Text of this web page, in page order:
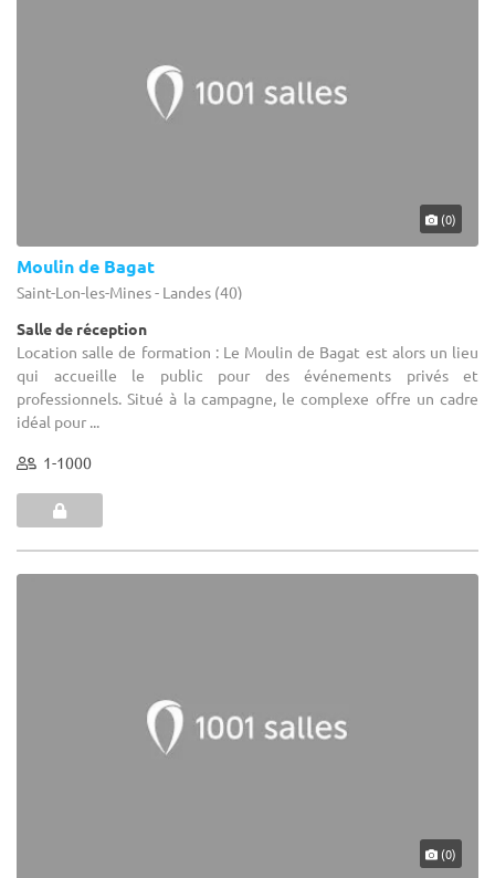
(0)
Moulin de Bagat
Saint-Lon-les-Mines - Landes (40)
Salle de réception
Location salle de formation : Le Moulin de Bagat est alors un lieu
qui accueille le public pour des événements privés et
professionnels. Situé à la campagne, le complexe offre un cadre
idéal pour ...
1-1000
(0)